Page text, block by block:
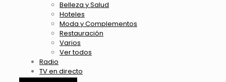
Belleza y Salud
Hoteles
Moda y Complementos
Restauración
Varios
Ver todos
Radio
TV en directo